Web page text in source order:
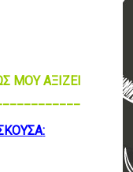
ΜΟΥ ΑΞΙΖΕΙ
: